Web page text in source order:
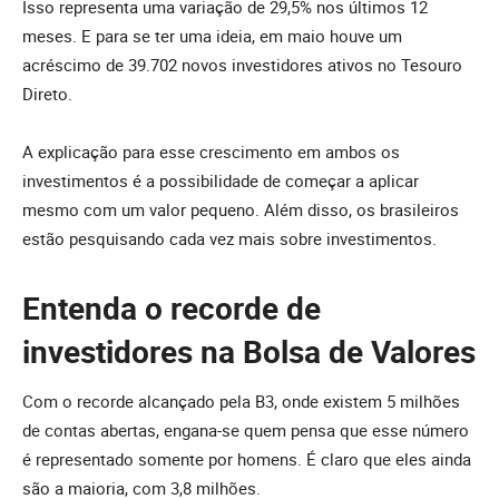
Isso representa uma variação de 29,5% nos últimos 12
meses. E para se ter uma ideia, em maio houve um
acréscimo de 39.702 novos investidores ativos no Tesouro
Direto.
A explicação para esse crescimento em ambos os
investimentos é a possibilidade de começar a aplicar
mesmo com um valor pequeno. Além disso, os brasileiros
estão pesquisando cada vez mais sobre investimentos.
Entenda o recorde de
investidores na Bolsa de Valores
Com o recorde alcançado pela B3, onde existem 5 milhões
de contas abertas, engana-se quem pensa que esse número
é representado somente por homens. É claro que eles ainda
são a maioria, com 3,8 milhões.